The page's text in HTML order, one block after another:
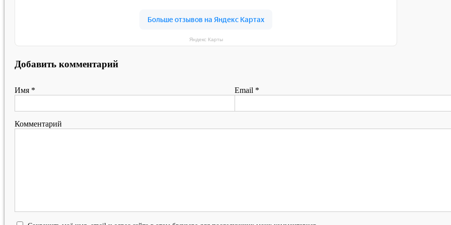
Яндекс Карты
Добавить комментарий
Имя * Email *
Комментарий